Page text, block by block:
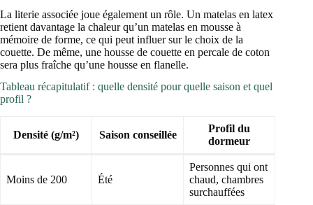
La literie associée joue également un rôle. Un matelas en latex
retient davantage la chaleur qu’un matelas en mousse à
mémoire de forme, ce qui peut influer sur le choix de la
couette. De même, une housse de couette en percale de coton
sera plus fraîche qu’une housse en flanelle.
Tableau récapitulatif : quelle densité pour quelle saison et quel
profil ?
Densité (g/m²) Saison conseillée
Profil du
dormeur
Moins de 200 Été
Personnes qui ont
chaud, chambres
surchauffées